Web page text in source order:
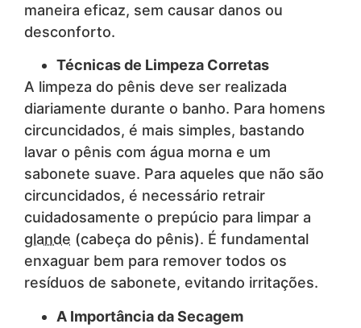
maneira eficaz, sem causar danos ou
desconforto.
Técnicas de Limpeza Corretas
A limpeza do pênis deve ser realizada
diariamente durante o banho. Para homens
circuncidados, é mais simples, bastando
lavar o pênis com água morna e um
sabonete suave. Para aqueles que não são
circuncidados, é necessário retrair
cuidadosamente o prepúcio para limpar a
glande (cabeça do pênis). É fundamental
enxaguar bem para remover todos os
resíduos de sabonete, evitando irritações.
A Importância da Secagem